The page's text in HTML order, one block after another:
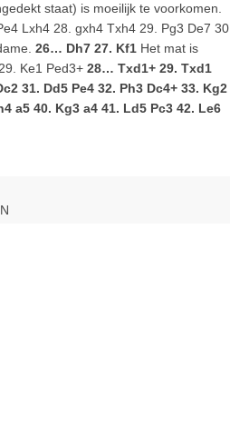
staat) is moeilijk te voorkomen.
Lxh4 28. gxh4 Txh4 29. Pg3 De7 30.
26… Dh7 27. Kf1 Het mat is
Ke1 Ped3+ 28… Txd1+ 29. Txd1
31. Dd5 Pe4 32. Ph3 Dc4+ 33. Kg2
a5 40. Kg3 a4 41. Ld5 Pc3 42. Le6